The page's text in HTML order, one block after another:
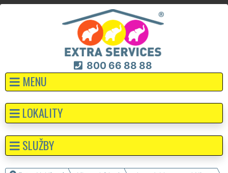
800 66 88 88
MENU
LOKALITY
SLUŽBY